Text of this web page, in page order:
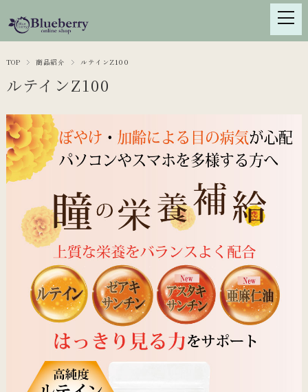
TOP 商品紹介 ルテインZ100
ルテインZ100